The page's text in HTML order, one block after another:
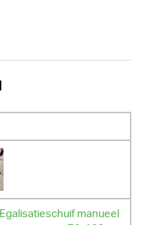
Egalisatieschuif manueel